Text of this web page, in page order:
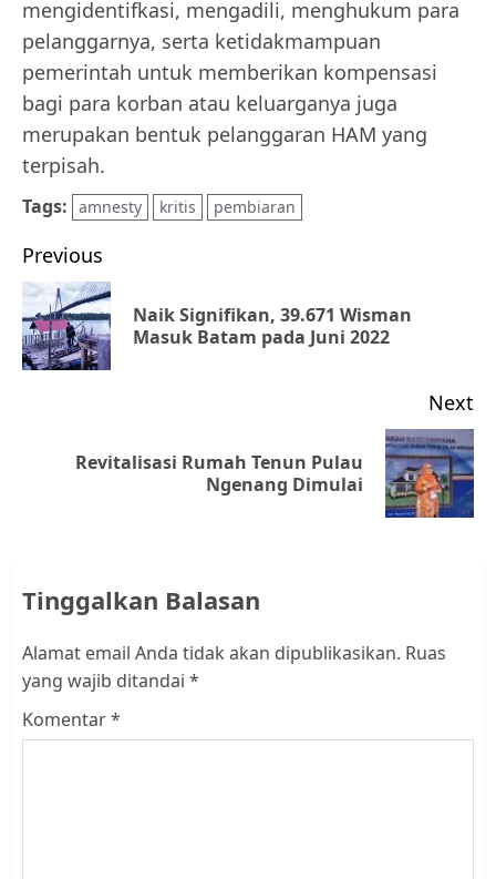
mengidentifkasi, mengadili, menghukum para
pelanggarnya, serta ketidakmampuan
pemerintah untuk memberikan kompensasi
bagi para korban atau keluarganya juga
merupakan bentuk pelanggaran HAM yang
terpisah.
Tags: amnesty kritis pembiaran
Post
navigation
Previous
Naik Signifikan, 39.671 Wisman
Masuk Batam pada Juni 2022
Next
Revitalisasi Rumah Tenun Pulau
Ngenang Dimulai
Tinggalkan Balasan
Alamat email Anda tidak akan dipublikasikan. Ruas
yang wajib ditandai *
Komentar*